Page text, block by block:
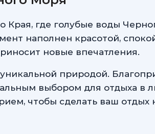
где голубые воды
наполнен красотой,
новые впечатления.
природой.
выбором для отдыха в
чтобы сделать ваш отдых